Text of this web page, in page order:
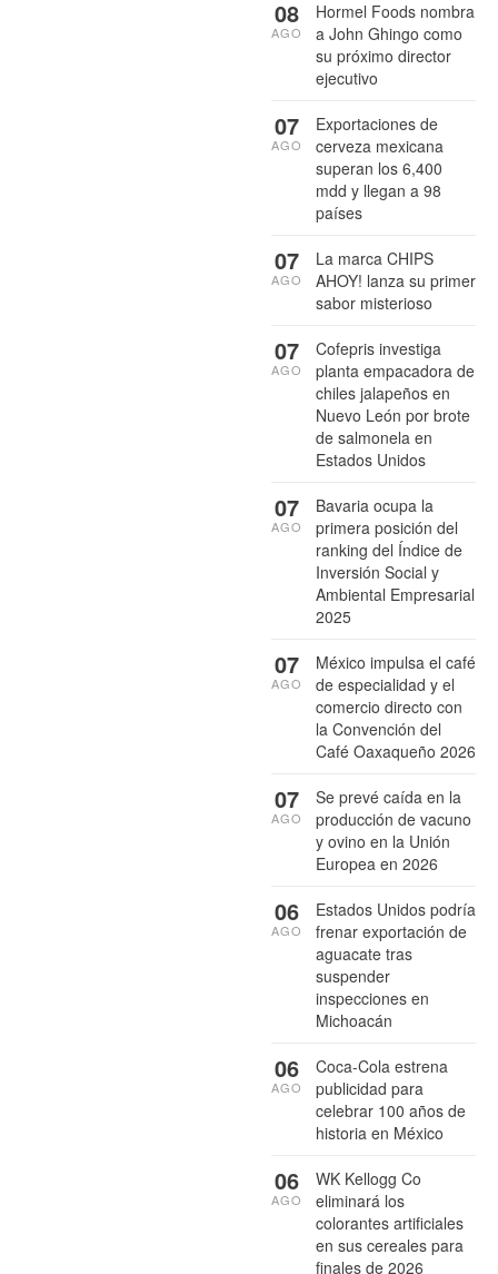
Hormel Foods nombra
a John Ghingo como
su próximo director
ejecutivo
08
AGO
Exportaciones de
cerveza mexicana
superan los 6,400
mdd y llegan a 98
países
07
AGO
La marca CHIPS
AHOY! lanza su primer
sabor misterioso
07
AGO
Cofepris investiga
planta empacadora de
chiles jalapeños en
Nuevo León por brote
de salmonela en
Estados Unidos
07
AGO
Bavaria ocupa la
primera posición del
ranking del Índice de
Inversión Social y
Ambiental Empresarial
2025
07
AGO
México impulsa el café
de especialidad y el
comercio directo con
la Convención del
Café Oaxaqueño 2026
07
AGO
Se prevé caída en la
producción de vacuno
y ovino en la Unión
Europea en 2026
07
AGO
Estados Unidos podría
frenar exportación de
aguacate tras
suspender
inspecciones en
Michoacán
06
AGO
Coca-Cola estrena
publicidad para
celebrar 100 años de
historia en México
06
AGO
WK Kellogg Co
eliminará los
colorantes artificiales
en sus cereales para
finales de 2026
06
AGO